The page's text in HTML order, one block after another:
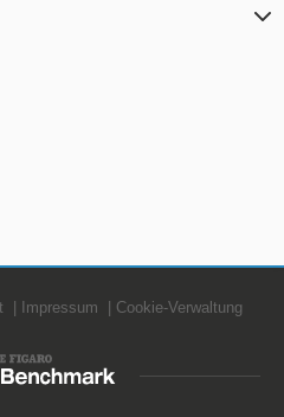
Impressum Cookie-Verwaltung